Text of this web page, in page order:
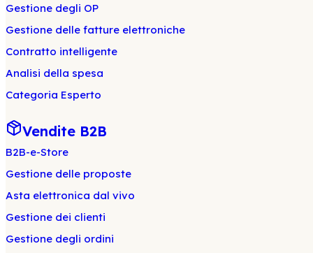
Gestione degli OP
Gestione delle fatture elettroniche
Contratto intelligente
Analisi della spesa
Categoria Esperto
Vendite B2B
B2B-e-Store
Gestione delle proposte
Asta elettronica dal vivo
Gestione dei clienti
Gestione degli ordini